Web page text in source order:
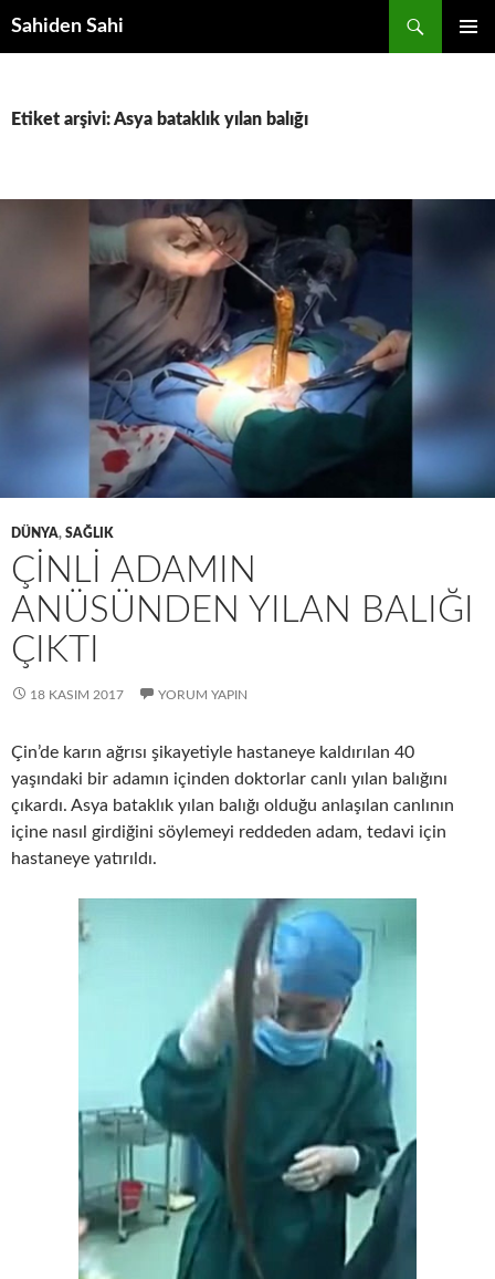
Sahiden Sahi
Etiket arşivi: Asya bataklık yılan balığı
DÜNYA, SAĞLIK
ÇINLI ADAMIN
ANÜSÜNDEN YILAN BALIĞI
ÇIKTI
18 KASIM 2017 YORUM YAPIN
Çin’de karın ağrısı şikayetiyle hastaneye kaldırılan 40
yaşındaki bir adamın içinden doktorlar canlı yılan balığını
çıkardı. Asya bataklık yılan balığı olduğu anlaşılan canlının
içine nasıl girdiğini söylemeyi reddeden adam, tedavi için
hastaneye yatırıldı.